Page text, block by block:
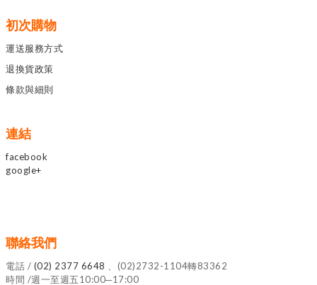
初次購物
運送服務方式
退換貨政策
條款與細則
連結
facebook
google+
聯絡我們
電話 / (02) 2377 6648 、(02)2732-1104轉83362
時間 /週一至週五10:00─17:00